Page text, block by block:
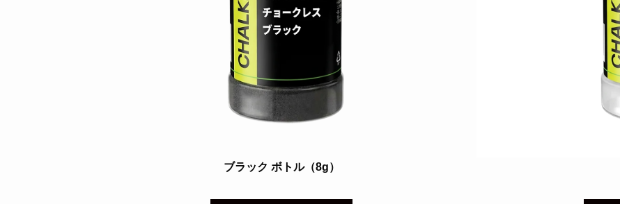
ブラック ボトル（8g）